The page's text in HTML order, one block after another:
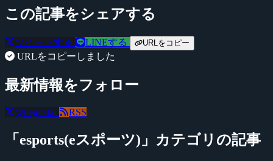
この記事をシェアする
ツイートする LINEする URLをコピー
URLをコピーしました
最新情報をフォロー
@negitaku RSS
「esports(eスポーツ)」カテゴリの記事